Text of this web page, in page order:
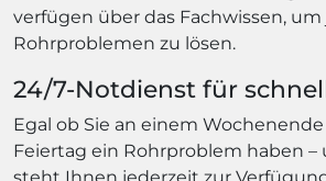
verfügen über das Fachwissen,
Rohrproblemen zu lösen.
24/7-Notdienst für
Egal ob Sie an einem
Feiertag ein Rohrproblem haben –